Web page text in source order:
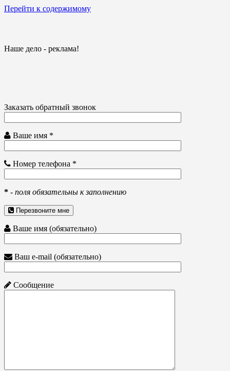
Перейти к содержимому
Наше дело - реклама!
Заказать обратный звонок
Ваше имя *
Номер телефона *
* - поля обязательны к заполнению
Перезвоните мне
Ваше имя (обязательно)
Ваш e-mail (обязательно)
Сообщение